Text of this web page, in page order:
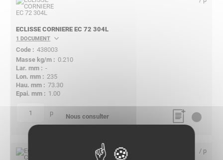
ECLISSE CORNIERE EC 72 304L
1 DOCUMENT
438003
0.210
-
235
73.30
1.00
quantité p Nous consulter
/ p